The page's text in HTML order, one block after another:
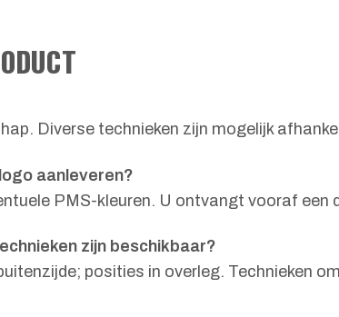
Diverse technieken zijn mogelijk
aanleveren?
PMS-kleuren. U ontvangt vooraf een
zijn beschikbaar?
posities in overleg. Technieken